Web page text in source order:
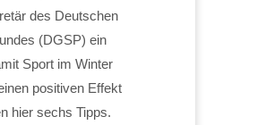
des Deutschen
(DGSP) ein
Sport im Winter
positiven Effekt
hier sechs Tipps.